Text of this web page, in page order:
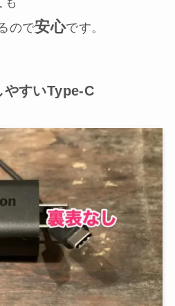
ので安心です。
すいType-C